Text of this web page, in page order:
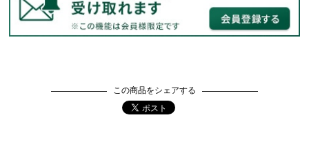
この商品をシェアする